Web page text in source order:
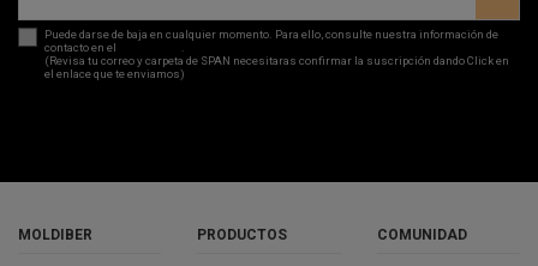
Puede darse de baja en cualquier momento. Para ello, consulte nuestra información de
contacto en el
(Revisa tu correo y carpeta de SPAN necesitaras confirmar la suscripción dando Click en
el enlace que te enviamos)
MOLDIBER PRODUCTOS COMUNIDAD